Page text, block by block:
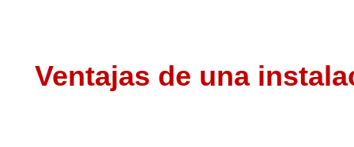
Ventajas de una